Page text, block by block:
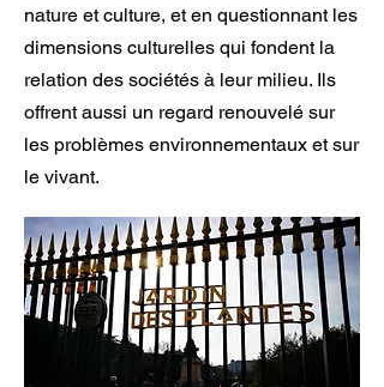
nature et culture, et en questionnant les
dimensions culturelles qui fondent la
relation des sociétés à leur milieu. Ils
offrent aussi un regard renouvelé sur
les problèmes environnementaux et sur
le vivant.